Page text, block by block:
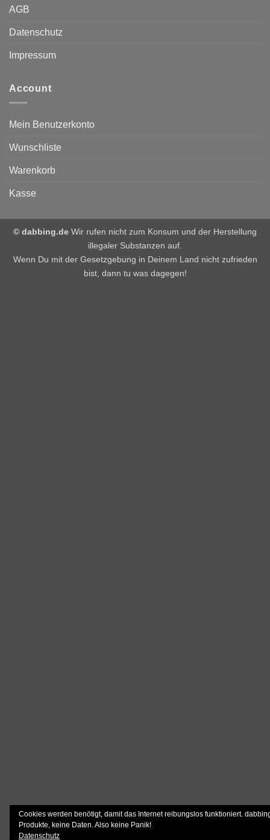
AGB
Datenschutz
Impressum
Account
Mein Benutzerkonto
Wunschliste
Warenkorb
Kasse
© dabbing.de Wir rufen nicht zum Konsum und der Herstellung
illegaler Substanzen auf.
Wenn Du mit der Gesetzgebung in Deinem Land nicht zufrieden
bist, dann tu was dagegen!
Cookies werden benötigt, damit das Internet reibungslos funktioniert.
Produkte, keine Daten. Also keine Panik!
Datenschutz